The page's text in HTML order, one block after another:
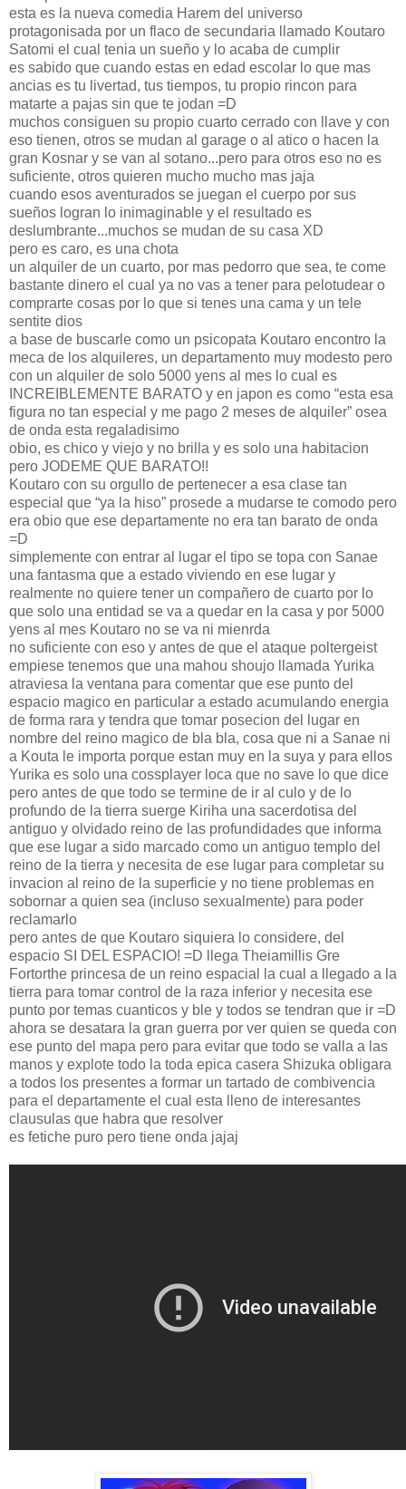
esta es la nueva comedia Harem del universo
protagonisada por un flaco de secundaria llamado Koutaro
Satomi el cual tenia un sueño y lo acaba de cumplir
es sabido que cuando estas en edad escolar lo que mas
ancias es tu livertad, tus tiempos, tu propio rincon para
matarte a pajas sin que te jodan =D
muchos consiguen su propio cuarto cerrado con llave y con
eso tienen, otros se mudan al garage o al atico o hacen la
gran Kosnar y se van al sotano...pero para otros eso no es
suficiente, otros quieren mucho mucho mas jaja
cuando esos aventurados se juegan el cuerpo por sus
sueños logran lo inimaginable y el resultado es
deslumbrante...muchos se mudan de su casa XD
pero es caro, es una chota
un alquiler de un cuarto, por mas pedorro que sea, te come
bastante dinero el cual ya no vas a tener para pelotudear o
comprarte cosas por lo que si tenes una cama y un tele
sentite dios
a base de buscarle como un psicopata Koutaro encontro la
meca de los alquileres, un departamento muy modesto pero
con un alquiler de solo 5000 yens al mes lo cual es
INCREIBLEMENTE BARATO y en japon es como “esta esa
figura no tan especial y me pago 2 meses de alquiler” osea
de onda esta regaladisimo
obio, es chico y viejo y no brilla y es solo una habitacion
pero JODEME QUE BARATO!!
Koutaro con su orgullo de pertenecer a esa clase tan
especial que “ya la hiso” prosede a mudarse te comodo pero
era obio que ese departamente no era tan barato de onda
=D
simplemente con entrar al lugar el tipo se topa con Sanae
una fantasma que a estado viviendo en ese lugar y
realmente no quiere tener un compañero de cuarto por lo
que solo una entidad se va a quedar en la casa y por 5000
yens al mes Koutaro no se va ni mienrda
no suficiente con eso y antes de que el ataque poltergeist
empiese tenemos que una mahou shoujo llamada Yurika
atraviesa la ventana para comentar que ese punto del
espacio magico en particular a estado acumulando energia
de forma rara y tendra que tomar posecion del lugar en
nombre del reino magico de bla bla, cosa que ni a Sanae ni
a Kouta le importa porque estan muy en la suya y para ellos
Yurika es solo una cossplayer loca que no save lo que dice
pero antes de que todo se termine de ir al culo y de lo
profundo de la tierra suerge Kiriha una sacerdotisa del
antiguo y olvidado reino de las profundidades que informa
que ese lugar a sido marcado como un antiguo templo del
reino de la tierra y necesita de ese lugar para completar su
invacion al reino de la superficie y no tiene problemas en
sobornar a quien sea (incluso sexualmente) para poder
reclamarlo
pero antes de que Koutaro siquiera lo considere, del
espacio SI DEL ESPACIO! =D llega Theiamillis Gre
Fortorthe princesa de un reino espacial la cual a llegado a la
tierra para tomar control de la raza inferior y necesita ese
punto por temas cuanticos y ble y todos se tendran que ir =D
ahora se desatara la gran guerra por ver quien se queda con
ese punto del mapa pero para evitar que todo se valla a las
manos y explote todo la toda epica casera Shizuka obligara
a todos los presentes a formar un tartado de combivencia
para el departamente el cual esta lleno de interesantes
clausulas que habra que resolver
es fetiche puro pero tiene onda jajaj